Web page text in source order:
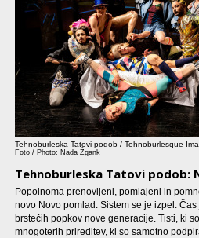
Tehnoburleska Tatovi podob / Tehnoburlesque
Foto / Photo: Nada Žgank
Tehnoburleska Tatovi podob:
Popolnoma prenovljeni, pomlajeni in
novo Novo pomlad. Sistem se je izpel.
brstečih popkov nove generacije. Tisti, ki
mnogoterih prireditev, ki so samotno